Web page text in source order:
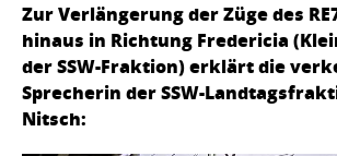
Zur Verlängerung der Züge des
hinaus in Richtung Fredericia
der SSW-Fraktion) erklärt die
Sprecherin der SSW-
Nitsch: